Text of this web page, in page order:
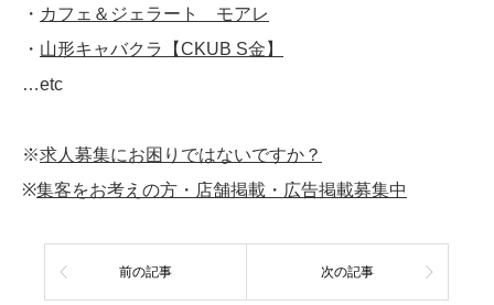
・ カフェ＆ジェラート モアレ
・ 山形キャバクラ【CKUB S金】
…etc
※求人募集にお困りではないですか？
※集客をお考えの方・店舗掲載・広告掲載募集中
前の記事 次の記事